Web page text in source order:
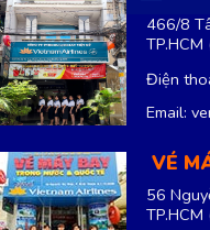
466/8
TP.HCM
Điện
Email:
VÉ
56
TP.HCM